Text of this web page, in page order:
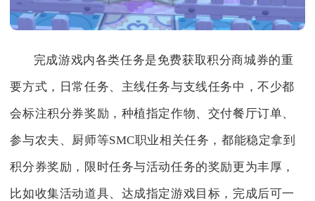
完成游戏内各类任务是免费获取积分商城券的重
要方式，日常任务、主线任务与支线任务中，不少都
会标注积分券奖励，种植指定作物、交付餐厅订单、
参与农夫、厨师等SMC职业相关任务，都能稳定拿到
积分券奖励，限时任务与活动任务的奖励更为丰厚，
比如收集活动道具、达成指定游戏目标，完成后可一